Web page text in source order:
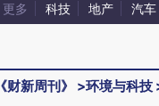
更多 科技 地产 汽车
《财新周刊》 >环境与科技